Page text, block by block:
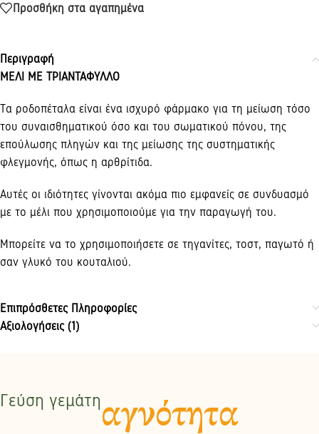
Προσθήκη στα αγαπημένα
Περιγραφή
ΜΕΛΙ ΜΕ ΤΡΙΑΝΤΑΦΥΛΛΟ
Τα ροδοπέταλα είναι ένα ισχυρό φάρμακο για τη μείωση τόσο
του συναισθηματικού όσο και του σωματικού πόνου, της
επούλωσης πληγών και της μείωσης της συστηματικής
φλεγμονής, όπως η αρθρίτιδα.
Αυτές οι ιδιότητες γίνονται ακόμα πιο εμφανείς σε συνδυασμό
με το μέλι που χρησιμοποιούμε για την παραγωγή του.
Μπορείτε να το χρησιμοποιήσετε σε τηγανίτες, τοστ, παγωτό ή
σαν γλυκό του κουταλιού.
Επιπρόσθετες Πληροφορίες
Αξιολογήσεις (1)
Γεύση γεμάτηαγνότητα